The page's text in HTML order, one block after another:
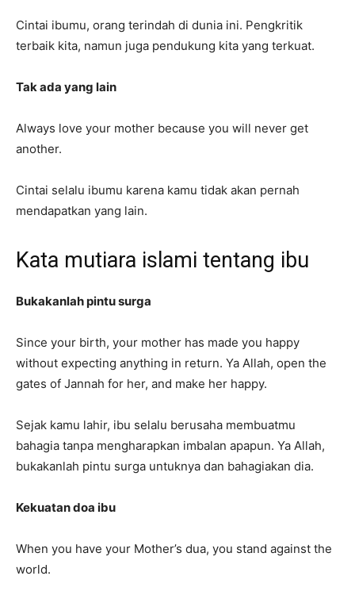
Cintai ibumu, orang terindah di dunia ini. Pengkritik
terbaik kita, namun juga pendukung kita yang terkuat.
Tak ada yang lain
Always love your mother because you will never get
another.
Cintai selalu ibumu karena kamu tidak akan pernah
mendapatkan yang lain.
Kata mutiara islami tentang ibu
Bukakanlah pintu surga
Since your birth, your mother has made you happy
without expecting anything in return. Ya Allah, open the
gates of Jannah for her, and make her happy.
Sejak kamu lahir, ibu selalu berusaha membuatmu
bahagia tanpa mengharapkan imbalan apapun. Ya Allah,
bukakanlah pintu surga untuknya dan bahagiakan dia.
Kekuatan doa ibu
When you have your Mother’s dua, you stand against the
world.